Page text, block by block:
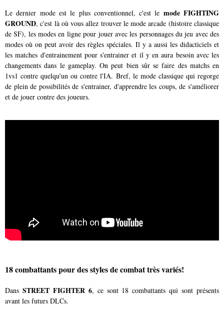
Le dernier mode est le plus conventionnel, c'est le mode FIGHTING
GROUND, c'est là où vous allez trouver le mode arcade (histoire classique
de SF), les modes en ligne pour jouer avec les personnages du jeu avec des
modes où on peut avoir des règles spéciales. Il y a aussi les didacticiels et
les matches d'entrainement pour s'entrainer et il y en aura besoin avec les
changements dans le gameplay. On peut bien sûr se faire des matchs en
1vs1 contre quelqu'un ou contre l'IA. Bref, le mode classique qui regorge
de plein de possibilités de s'entrainer, d'apprendre les coups, de s'améliorer
et de jouer contre des joueurs.
18 combattants pour des styles de combat très variés!
Dans STREET FIGHTER 6, ce sont 18 combattants qui sont présents
avant les futurs DLCs.